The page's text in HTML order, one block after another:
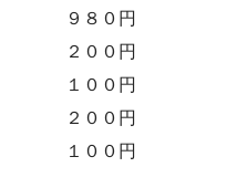
ン ９８０円
００円
００円
０円
０円